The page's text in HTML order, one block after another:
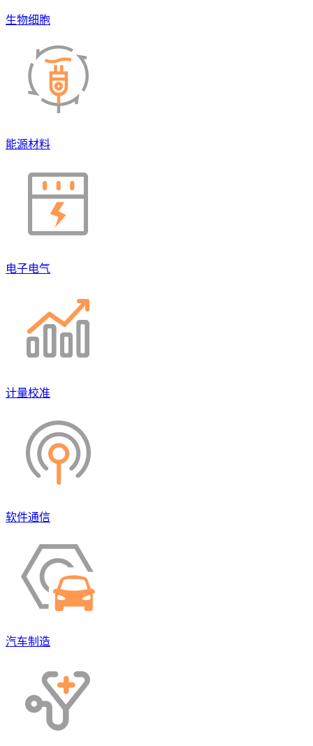
生物细胞
能源材料
电子电气
计量校准
软件通信
汽车制造